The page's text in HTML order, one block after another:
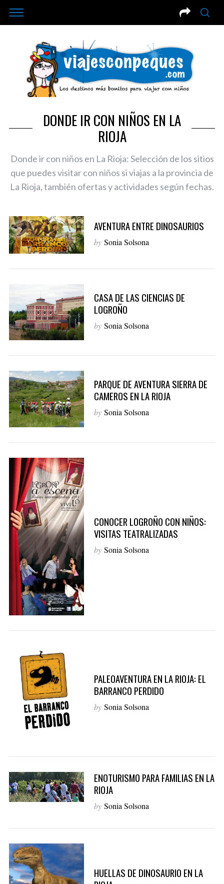
DONDE IR CON NIÑOS EN LA
RIOJA
Donde ir con niños en La Rioja: Selección de los sitios
que puedes visitar con niños si viajas a la provincia de
La Rioja, también ofertas y actividades según fechas.
AVENTURA ENTRE DINOSAURIOS
by Sonia Solsona
CASA DE LAS CIENCIAS DE
LOGROÑO
by Sonia Solsona
PARQUE DE AVENTURA SIERRA DE
CAMEROS EN LA RIOJA
by Sonia Solsona
CONOCER LOGROÑO CON NIÑOS:
VISITAS TEATRALIZADAS
by Sonia Solsona
PALEOAVENTURA EN LA RIOJA: EL
BARRANCO PERDIDO
by Sonia Solsona
ENOTURISMO PARA FAMILIAS EN LA
RIOJA
by Sonia Solsona
HUELLAS DE DINOSAURIO EN LA
S
e
a
r
c
h
f
o